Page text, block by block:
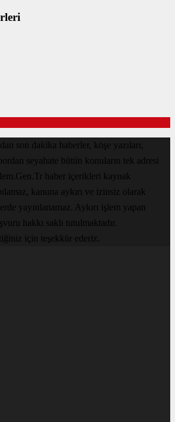
son dakika haberler, köşe yazıları,
seyahate bütün konuların tek adresi
haber içerikleri kaynak
kanuna aykırı ve izinsiz olarak
yayınlanamaz. Aykırı işlem yapan
hakkı saklı tutulmaktadır.
için teşekkür ederiz.